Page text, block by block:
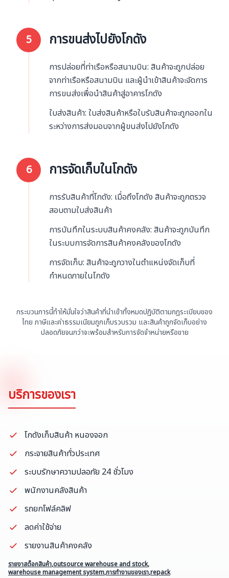
5 การขนส่งไปยังโกดัง
การปล่อยที่ท่าเรือหรือสนามบิน: สินค้าจะถูกปล่อย
จากท่าเรือหรือสนามบิน และผู้นำเข้าสินค้าจะจัดการ
การขนส่งเพื่อนำสินค้าสู่อาคารโกดัง
ใบส่งสินค้า: ใบส่งสินค้าหรือใบรับสินค้าจะถูกออกใน
ระหว่างการส่งมอบจากผู้ขนส่งไปยังโกดัง
6 การจัดเก็บในโกดัง
การรับสินค้าที่โกดัง: เมื่อถึงโกดัง สินค้าจะถูกตรวจ
สอบตามใบส่งสินค้า
การบันทึกในระบบสินค้าคงคลัง: สินค้าจะถูกบันทึก
ในระบบการจัดการสินค้าคงคลังของโกดัง
การจัดเก็บ: สินค้าจะถูกวางในตำแหน่งจัดเก็บที่
กำหนดภายในโกดัง
กระบวนการนี้ทำให้มั่นใจว่าสินค้าที่นำเข้าทั้งหมดปฏิบัติตามกฎระเบียบของ
ไทย ภาษีและค่าธรรมเนียมถูกเก็บรวบรวม และสินค้าถูกจัดเก็บอย่าง
ปลอดภัยจนกว่าจะพร้อมสำหรับการจัดจำหน่ายหรือขาย
บริการของเรา
โกดังเก็บสินค้า หนองจอก
กระจายสินค้าทั่วประเทศ
ระบบรักษาความปลอภัย 24 ชั่วโมง
พนักงานคลังสินค้า
รถยกโฟล์คลิฟ
ลดค่าใช้จ่าย
รายงานสินค้าคงคลัง
รายงาสต็อกสินค้า,outsource warehouse and stock,
warehouse management system,การทำงานของเรา,repack